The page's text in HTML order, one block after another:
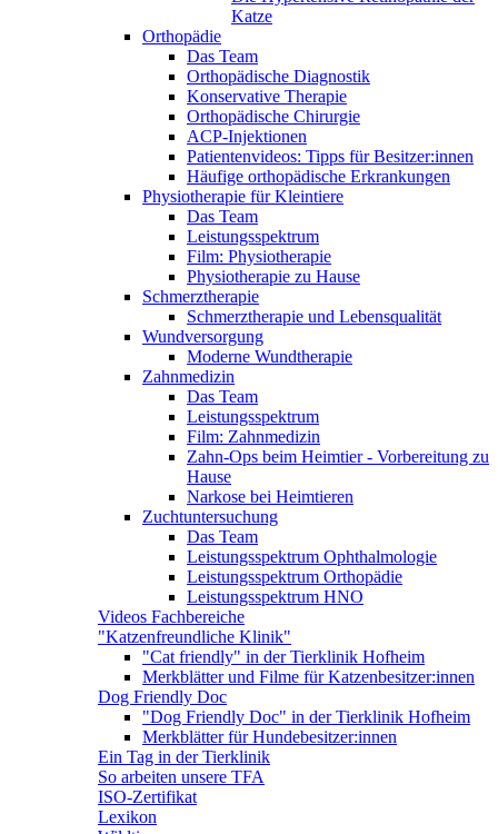
Katze
Orthopädie
Das Team
Orthopädische Diagnostik
Konservative Therapie
Orthopädische Chirurgie
ACP-Injektionen
Patientenvideos: Tipps für Besitzer:innen
Häufige orthopädische Erkrankungen
Physiotherapie für Kleintiere
Das Team
Leistungsspektrum
Film: Physiotherapie
Physiotherapie zu Hause
Schmerztherapie
Schmerztherapie und Lebensqualität
Wundversorgung
Moderne Wundtherapie
Zahnmedizin
Das Team
Leistungsspektrum
Film: Zahnmedizin
Zahn-Ops beim Heimtier - Vorbereitung zu
Hause
Narkose bei Heimtieren
Zuchtuntersuchung
Das Team
Leistungsspektrum Ophthalmologie
Leistungsspektrum Orthopädie
Leistungsspektrum HNO
Videos Fachbereiche
"Katzenfreundliche Klinik"
"Cat friendly" in der Tierklinik Hofheim
Merkblätter und Filme für Katzenbesitzer:innen
Dog Friendly Doc
"Dog Friendly Doc" in der Tierklinik Hofheim
Merkblätter für Hundebesitzer:innen
Ein Tag in der Tierklinik
So arbeiten unsere TFA
ISO-Zertifikat
Lexikon